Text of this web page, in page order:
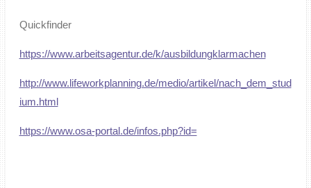
Quickfinder
https://www.arbeitsagentur.de/k/ausbildungklarmachen
http://www.lifeworkplanning.de/medio/artikel/nach_dem_stud
ium.html
https://www.osa-portal.de/infos.php?id=